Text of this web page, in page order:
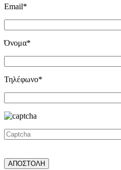
Email*
Όνομα*
Τηλέφωνο*